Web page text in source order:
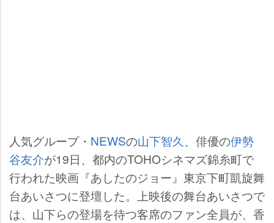
人気グループ・ NEWSの山下智久 、俳優の伊勢
谷友介が19日、都内のTOHOシネマズ錦糸町で
行われた映画『あしたのジョー』東京下町凱旋舞
台あいさつに登壇した。上映後の舞台あいさつで
は、山下らの登場を待つ客席のファン全員が、香